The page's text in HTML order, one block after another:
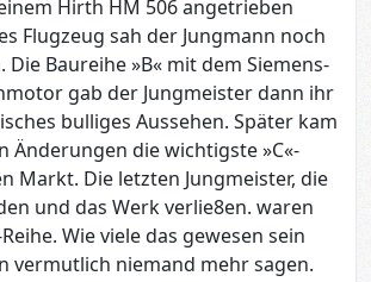
Hirth HM 506 angetrieben
Flugzeug sah der Jungmann noch
Die Baureihe »B« mit dem Siemens-
gab der Jungmeister dann ihr
bulliges Aussehen. Später kam
Änderungen die wichtigste »C«-
Markt. Die letzten Jungmeister, die
und das Werk verlie8en. waren
Wie viele das gewesen sein
vermutlich niemand mehr sagen.